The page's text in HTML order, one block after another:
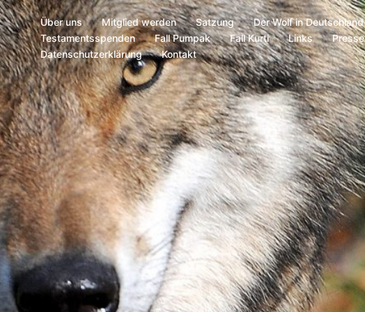
Über uns Mitglied werden Satzung Der Wolf in Deutschland
Testamentsspenden
Fall Pumpak Fall Kurti Links Presse
Datenschutzerklärung
Kontakt